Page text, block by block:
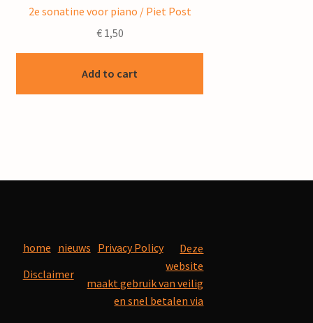
2e sonatine voor piano / Piet Post
€1,50
Add to cart
home nieuws Privacy Policy
Disclaimer
Deze
website
maakt gebruik van veilig
en snel betalen via